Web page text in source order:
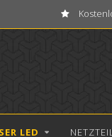
LED